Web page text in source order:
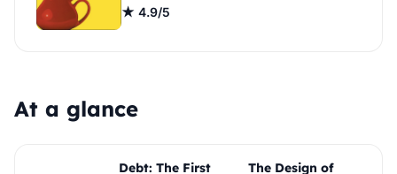
★ 4.9/5
At a glance
Debt: The First
The Design of